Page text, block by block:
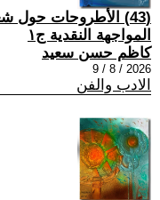
(43) الأطروحات حول
المواجهة النقدية ج١
كاظم حسن سعيد
2026 / 8 / 9
الادب والفن